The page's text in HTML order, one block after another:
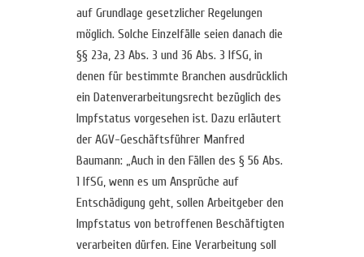
auf Grundlage gesetzlicher Regelungen
möglich. Solche Einzelfälle seien danach die
§§ 23a, 23 Abs. 3 und 36 Abs. 3 IfSG, in
denen für bestimmte Branchen ausdrücklich
ein Datenverarbeitungsrecht bezüglich des
Impfstatus vorgesehen ist. Dazu erläutert
der AGV-Geschäftsführer Manfred
Baumann: „Auch in den Fällen des § 56 Abs.
1 IfSG, wenn es um Ansprüche auf
Entschädigung geht, sollen Arbeitgeber den
Impfstatus von betroffenen Beschäftigten
verarbeiten dürfen. Eine Verarbeitung soll